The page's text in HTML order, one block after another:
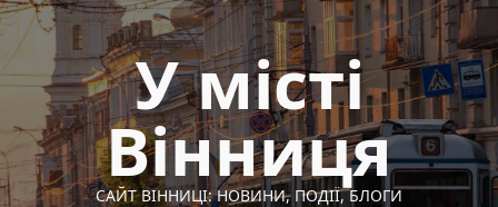
Перейти
до
вмісту
У місті
Вінниця
САЙТ ВІННИЦІ: НОВИНИ, ПОДІЇ, БЛОГИ